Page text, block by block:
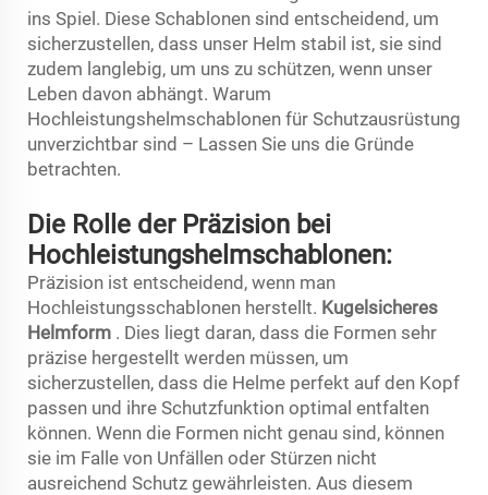
ins Spiel. Diese Schablonen sind entscheidend, um
sicherzustellen, dass unser Helm stabil ist, sie sind
zudem langlebig, um uns zu schützen, wenn unser
Leben davon abhängt. Warum
Hochleistungshelmschablonen für Schutzausrüstung
unverzichtbar sind – Lassen Sie uns die Gründe
betrachten.
Die Rolle der Präzision bei
Hochleistungshelmschablonen:
Präzision ist entscheidend, wenn man
Hochleistungsschablonen herstellt. Kugelsicheres
Helmform . Dies liegt daran, dass die Formen sehr
präzise hergestellt werden müssen, um
sicherzustellen, dass die Helme perfekt auf den Kopf
passen und ihre Schutzfunktion optimal entfalten
können. Wenn die Formen nicht genau sind, können
sie im Falle von Unfällen oder Stürzen nicht
ausreichend Schutz gewährleisten. Aus diesem